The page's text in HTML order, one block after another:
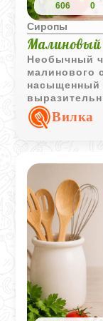
606 0
Сиропы
Малиновый
Необычный
малинового
насыщенный
готового
выбранного
Вилка